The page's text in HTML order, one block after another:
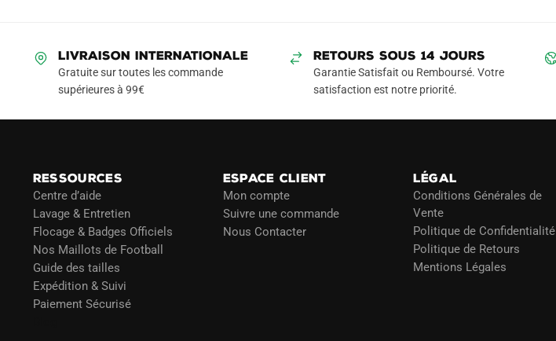
Les
options
peuvent
page
du
produit
options
peuvent
être
choisies
LIVRAISON INTERNATIONALE
Gratuite sur toutes les commande
supérieures à 99€
RETOURS SOUS 14 JOURS
Garantie Satisfait ou Remboursé. Votre
satisfaction est notre priorité.
RESSOURCES
Centre d’aide
Lavage & Entretien
Flocage & Badges Officiels
Nos Maillots de Football
Guide des tailles
Expédition & Suivi
Paiement Sécurisé
ESPACE CLIENT
Mon compte
Suivre une commande
Nous Contacter
LÉGAL
Conditions Générales de
Vente
Politique de Confidentialité
Politique de Retours
Mentions Légales